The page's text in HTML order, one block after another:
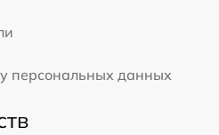
персональных данных